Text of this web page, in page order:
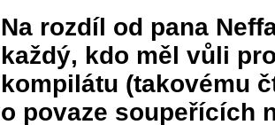
Na rozdíl od pana
každý, kdo měl vůli
kompilátu (takovému
o povaze soupeřících